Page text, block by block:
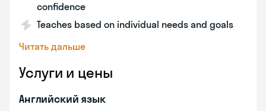
confidence
Teaches based on individual needs and goals
Читать дальше
Услуги и цены
Английский язык